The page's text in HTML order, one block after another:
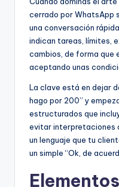
cerrado por WhatsApp
una conversación
indican tareas, límites,
cambios, de forma que
aceptando unas
La clave está en dejar
hago por 200” y
estructurados que
evitar interpretaciones
un lenguaje que tu
un simple “Ok, de
Elementos